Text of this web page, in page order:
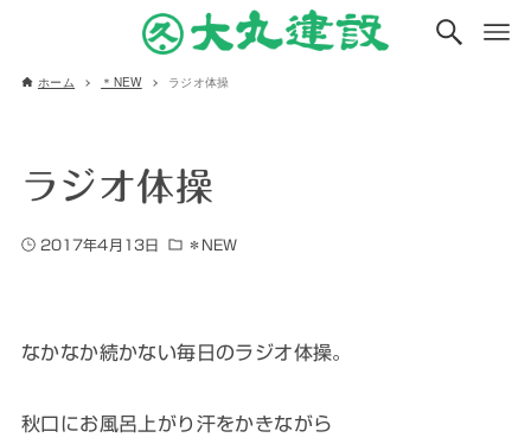
ホーム ＊NEW ラジオ体操
ラジオ体操
2017年4月13日 ＊NEW
なかなか続かない毎日のラジオ体操。
秋口にお風呂上がり汗をかきながら